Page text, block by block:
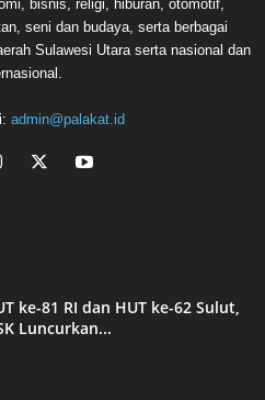
bisnis, religi, hiburan, otomotif,
seni dan budaya, serta berbagai
Sulawesi Utara serta nasional dan
admin@palakat.id
ke-81 RI dan HUT ke-62 Sulut,
Luncurkan...